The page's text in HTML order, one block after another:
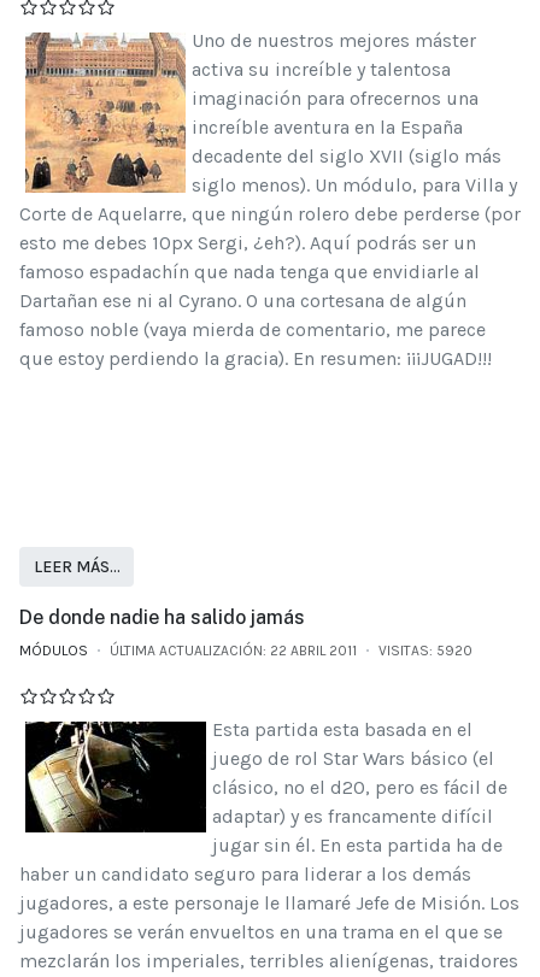
Uno de nuestros mejores máster
activa su increíble y talentosa
imaginación para ofrecernos una
increíble aventura en la España
decadente del siglo XVII (siglo más
siglo menos). Un módulo, para Villa y
Corte de Aquelarre, que ningún rolero debe perderse (por
esto me debes 10px Sergi, ¿eh?). Aquí podrás ser un
famoso espadachín que nada tenga que envidiarle al
Dartañan ese ni al Cyrano. O una cortesana de algún
famoso noble (vaya mierda de comentario, me parece
que estoy perdiendo la gracia). En resumen: ¡¡¡JUGAD!!!
LEER MÁS…
De donde nadie ha salido jamás
MÓDULOS ÚLTIMA ACTUALIZACIÓN: 22 ABRIL 2011 VISITAS: 5920
Esta partida esta basada en el
juego de rol Star Wars básico (el
clásico, no el d20, pero es fácil de
adaptar) y es francamente difícil
jugar sin él. En esta partida ha de
haber un candidato seguro para liderar a los demás
jugadores, a este personaje le llamaré Jefe de Misión. Los
jugadores se verán envueltos en una trama en el que se
mezclarán los imperiales, terribles alienígenas, traidores